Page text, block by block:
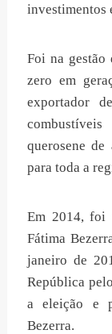
investimentos
Foi na gestão
zero em
exportador
querosene
para toda a
Em 2014, foi
Fátima
janeiro de
República
a eleição e
Bezerra.